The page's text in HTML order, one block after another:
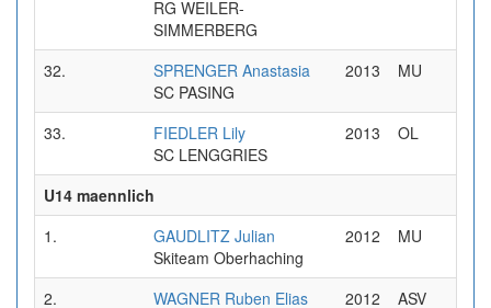
RG WEILER-
SIMMERBERG
32.
SPRENGER Anastasia
SC PASING
2013 MU
33.
FIEDLER Lily
SC LENGGRIES
2013 OL
U14 maennlich
1.
GAUDLITZ Julian
Skiteam Oberhaching
2012 MU
2. WAGNER Ruben Elias 2012 ASV